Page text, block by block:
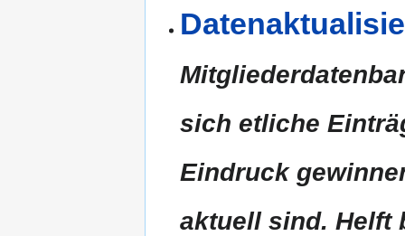
sich etliche
Eindruck
aktuell sind. Helft